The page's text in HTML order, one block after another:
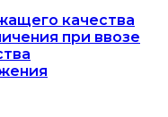
качества
при ввозе